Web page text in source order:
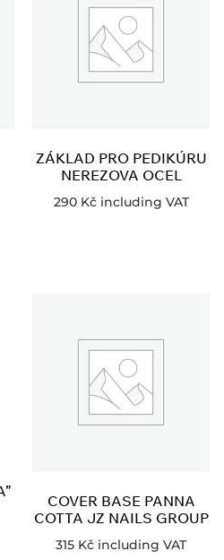
ZÁKLAD PRO PEDIKÚRU
NEREZOVA OCEL
290 Kč including VAT
COVER BASE PANNA
COTTA JZ NAILS GROUP
315 Kč including VAT